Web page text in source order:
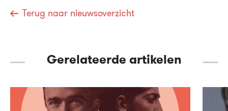
Terug naar nieuwsoverzicht
Gerelateerde artikelen